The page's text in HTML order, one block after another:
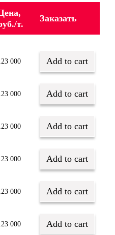
т.
Заказать
000 Add to cart
000 Add to cart
000 Add to cart
000 Add to cart
000 Add to cart
000 Add to cart